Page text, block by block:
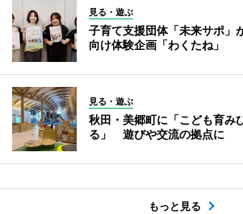
見る・遊ぶ
子育て支援団体「未来サポ
向け体験企画「わくたね」
見る・遊ぶ
秋田・美郷町に「こども育み
る」 遊びや交流の拠点に
もっと見る